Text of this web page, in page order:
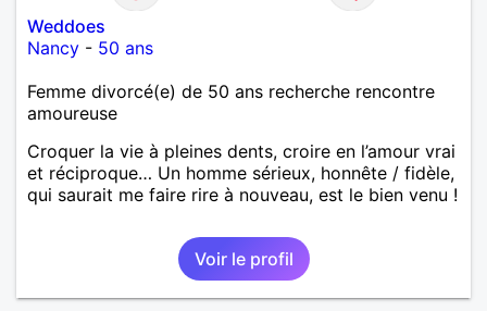
Weddoes
Nancy - 50 ans
Femme divorcé(e) de 50 ans recherche rencontre
amoureuse
Croquer la vie à pleines dents, croire en l’amour vrai
et réciproque… Un homme sérieux, honnête / fidèle,
qui saurait me faire rire à nouveau, est le bien venu !
Voir le profil